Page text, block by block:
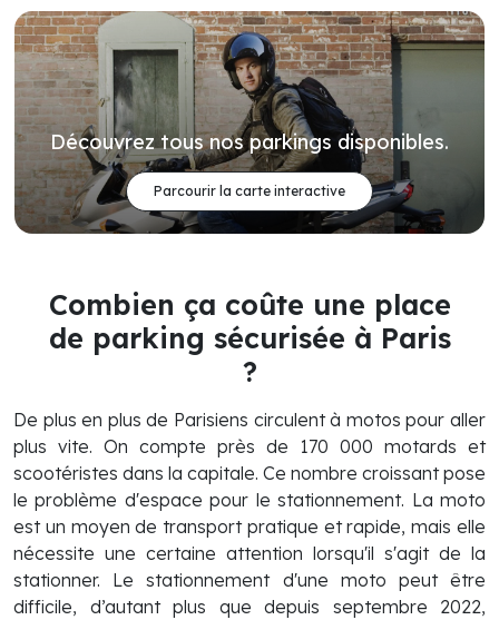
Découvrez tous nos parkings disponibles.
Parcourir la carte interactive
Combien ça coûte une place
de parking sécurisée à Paris
?
De plus en plus de Parisiens circulent à motos pour aller
plus vite. On compte près de 170 000 motards et
scootéristes dans la capitale. Ce nombre croissant pose
le problème d'espace pour le stationnement. La moto
est un moyen de transport pratique et rapide, mais elle
nécessite une certaine attention lorsqu'il s'agit de la
stationner. Le stationnement d'une moto peut être
difficile, d’autant plus que depuis septembre 2022,